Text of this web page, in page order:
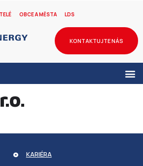
OBCE A MĚSTA LDS
KONTAKTUJTE NÁS
KARIÉRA